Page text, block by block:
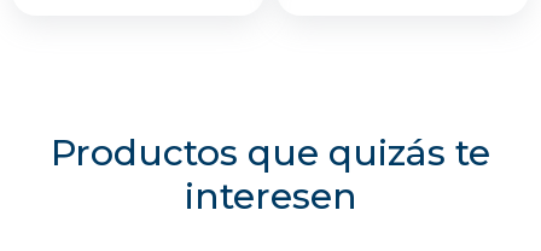
Productos que quizás te
interesen